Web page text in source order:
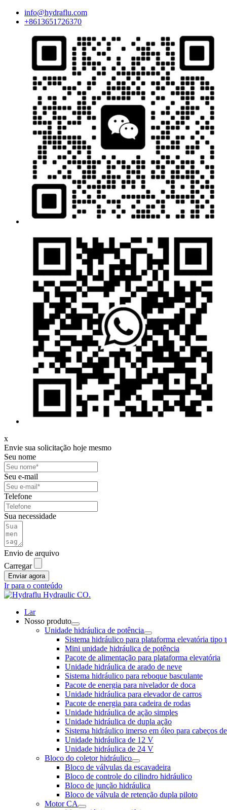
info@hydraflu.com
+8613651726370
x
Envie sua solicitação hoje mesmo
Seu nome
Seu e-mail
Telefone
Sua necessidade
Envio de arquivo
Carregar
Enviar agora
Ir para o conteúdo
Lar
Nosso produto
Unidade hidráulica de potência
Sistema hidráulico para plataforma elevatória tipo
Mini unidade hidráulica de potência
Pacote de alimentação para plataforma elevatória
Unidade hidráulica de arado de neve
Sistema hidráulico para reboque basculante
Pacote de energia para nivelador de doca
Unidade hidráulica para elevador de carros
Pacote de energia para cadeira de rodas
Unidade hidráulica de ação simples
Unidade hidráulica de dupla ação
Sistema hidráulico imerso em óleo para cabeços
Unidade hidráulica de 12 V
Unidade hidráulica de 24 V
Bloco do coletor hidráulico
Bloco de válvulas da escavadeira
Bloco de controle do cilindro hidráulico
Bloco de junção hidráulica
Bloco de válvula de retenção dupla piloto
Motor CA